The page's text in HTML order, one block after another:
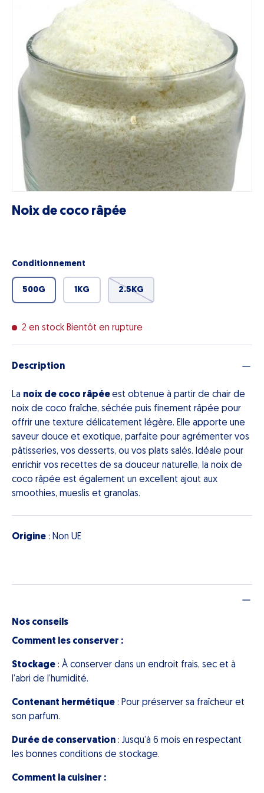
Noix de coco râpée
Conditionnement
500G 1KG 2.5KG
2 en stock Bientôt en rupture
Description
La noix de coco râpéeest obtenue à partir de chair de
noix de coco fraîche, séchée puis finement râpée pour
offrir une texture délicatement légère. Elle apporte une
saveur douce et exotique, parfaite pour agrémenter vos
pâtisseries, vos desserts, ou vos plats salés. Idéale pour
enrichir vos recettes de sa douceur naturelle, la noix de
coco râpée est également un excellent ajout aux
smoothies, mueslis et granolas.
Origine : Non UE
Nos conseils
Comment les conserver :
Stockage : À conserver dans un endroit frais, sec et à
l’abri de l’humidité.
Contenant hermétique : Pour préserver sa fraîcheur et
son parfum.
Durée de conservation : Jusqu’à 6 mois en respectant
les bonnes conditions de stockage.
Comment la cuisiner :